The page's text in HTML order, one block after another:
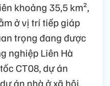
khoảng 35,5 km²,
ở vị trí tiếp giáp
trọng đang được
nghiệp Liên Hà
CT08, dự án
án nhà ở xã hội.